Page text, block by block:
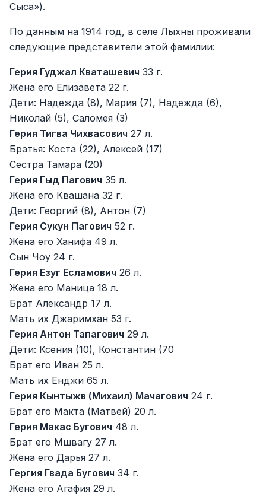
Сыса»).
По данным на 1914 год, в селе Лыхны проживали
следующие представители этой фамилии:
Герия Гуджал Кваташевич 33 г.
Жена его Елизавета 22 г.
Дети: Надежда (8), Мария (7), Надежда (6),
Николай (5), Саломея (3)
Герия Тигва Чихвасович 27 л.
Братья: Коста (22), Алексей (17)
Сестра Тамара (20)
Герия Гыд Пагович 35 л.
Жена его Квашана 32 г.
Дети: Георгий (8), Антон (7)
Герия Сукун Пагович 52 г.
Жена его Ханифа 49 л.
Сын Чоу 24 г.
Герия Езуг Есламович 26 л.
Жена его Маница 18 л.
Брат Александр 17 л.
Мать их Джаримхан 53 г.
Герия Антон Тапагович 29 л.
Дети: Ксения (10), Константин (70
Брат его Иван 25 л.
Мать их Енджи 65 л.
Герия Кынтыжв (Михаил) Мачагович 24 г.
Брат его Макта (Матвей) 20 л.
Герия Макас Бугович 48 л.
Брат его Мшвагу 27 л.
Жена его Дарья 27 л.
Гергия Гвада Бугович 34 г.
Жена его Агафия 29 л.